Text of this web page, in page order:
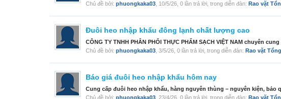
Chủ đề bởi: phuongkaka03 10/5/26 , 0 lần trả lời, trong diễn đàn: Rao vặt
Đuôi heo nhập khẩu đông lạnh chất lượng cao
CÔNG TY TNHH PHÂN PHỐI THỰC PHẨM SẠCH VIỆT NAM chuyên
Chủ đề bởi: phuongkaka03 3/5/26 , 0 lần trả lời, trong diễn đàn: Rao vặt
Báo giá đuôi heo nhập khẩu hôm nay
Cung cấp đuôi heo nhập khẩu, hàng nguyên thùng – nguyên kiện,
Chủ đề bởi: phuongkaka03 23/4/26 , 0 lần trả lời, trong diễn đàn: Rao vặt